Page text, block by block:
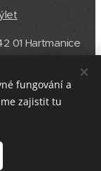
01 Hartmanice
fungování a
zajistit tu